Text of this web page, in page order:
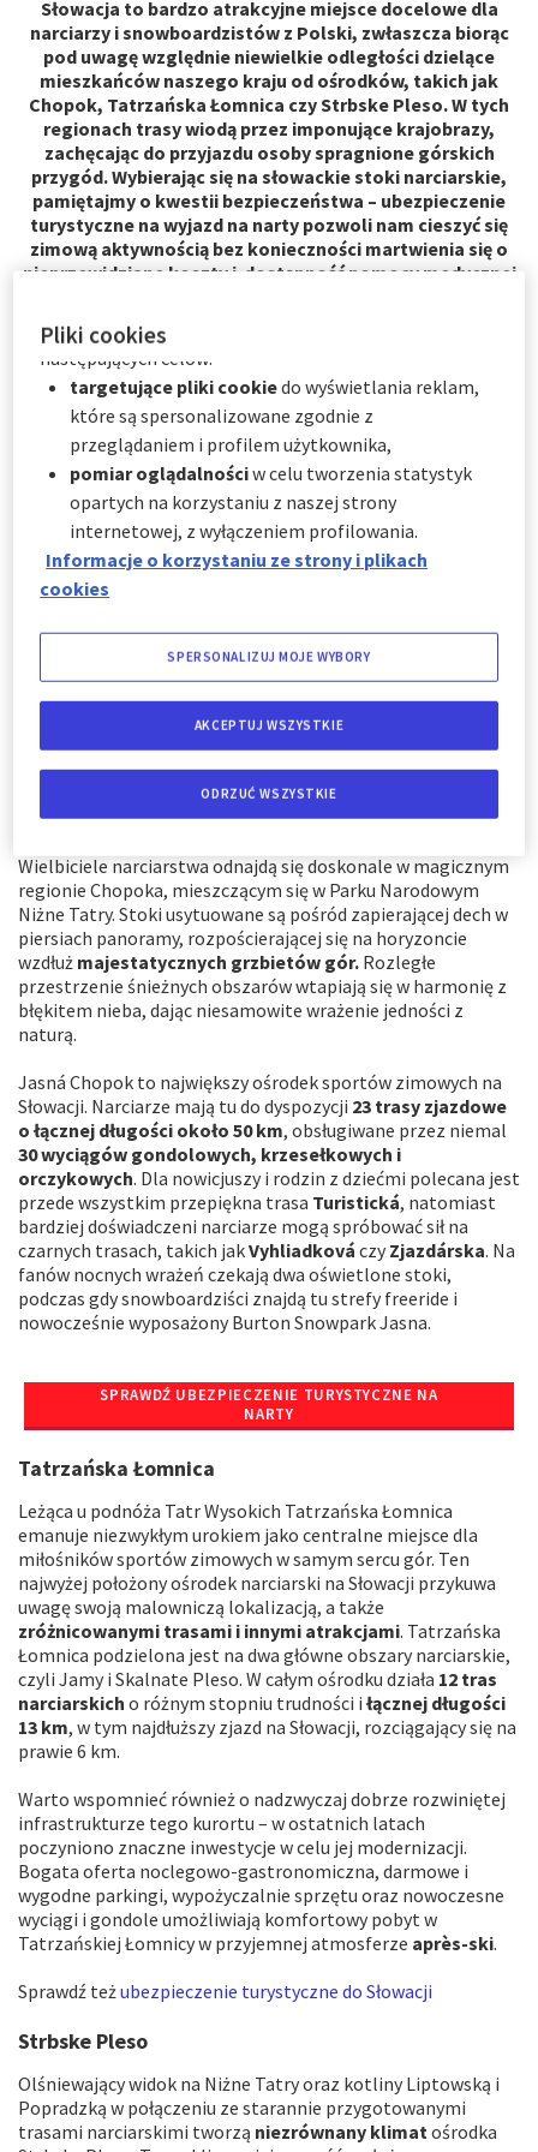
Słowacja to bardzo atrakcyjne miejsce docelowe dla
narciarzy i snowboardzistów z Polski, zwłaszcza biorąc
pod uwagę względnie niewielkie odległości dzielące
mieszkańców naszego kraju od ośrodków, takich jak
Chopok, Tatrzańska Łomnica czy Strbske Pleso. W tych
regionach trasy wiodą przez imponujące krajobrazy,
zachęcając do przyjazdu osoby spragnione górskich
przygód. Wybierając się na słowackie stoki narciarskie,
pamiętajmy o kwestii bezpieczeństwa – ubezpieczenie
turystyczne na wyjazd na narty pozwoli nam cieszyć się
zimową aktywnością bez konieczności martwienia się o
nieprzewidziane koszty i dostępność pomocy medycznej
Najpopularniejsze regiony narciarskie na
Słowacji
Słowackie ośrodki narciarskie zapewniają nie tylko świetne
warunki do zjazdów, ale także fantastyczne widoki i
niezapomniane doświadczenia w otoczeniu górskich
szczytów. Chopok, Tatrzańska Łomnica i Strbske Pleso to
nazwy powszechnie znane wśród wielu miłośników zimowych
sportów, którzy każdego roku przybywają tu licznie, aby
podziwiaćpiękno słowackiej natury
właśnie te regiony stwarzają wyjątkową okazję do zanurzenia
niepowtarzalnej atmosferześnieżnej rozrywki i
wypoczynku na Słowacji.
Chopok
Wielbiciele narciarstwa odnajdą się doskonale w magicznym
regionie Chopoka, mieszczącym się w Parku Narodowym
Niżne Tatry. Stoki usytuowane są pośród zapierającej dech w
piersiach panoramy, rozpościerającej się na horyzoncie
wzdłuż majestatycznych grzbietów gór. Rozległe
przestrzenie śnieżnych obszarów wtapiają się w harmonię z
błękitem nieba, dając niesamowite wrażenie jedności z
naturą.
Jasná Chopok to największy ośrodek sportów zimowych na
Słowacji. Narciarze mają tu do dyspozycji 23 trasy zjazdowe
o łącznej długości około 50 km, obsługiwane przez niemal
30 wyciągów gondolowych, krzesełkowych i
orczykowych. Dla nowicjuszy i rodzin z dziećmi polecana jest
przede wszystkim przepiękna trasa Turistická, natomiast
bardziej doświadczeni narciarze mogą spróbować sił na
czarnych trasach, takich jakVyhliadková czy Zjazdárska. Na
fanów nocnych wrażeń czekają dwa oświetlone stoki,
podczas gdy snowboardziści znajdą tu strefy freeride i
nowocześnie wyposażony Burton Snowpark Jasna.
SPRAWDŹ UBEZPIECZENIE TURYSTYCZNE NA
NARTY
Tatrzańska Łomnica
Leżąca u podnóża Tatr Wysokich Tatrzańska Łomnica
emanuje niezwykłym urokiem jako centralne miejsce dla
miłośników sportów zimowych w samym sercu gór. Ten
najwyżej położony ośrodek narciarski na Słowacji przykuwa
uwagę swoją malowniczą lokalizacją, a także
zróżnicowanymi trasami i innymi atrakcjami. Tatrzańska
Łomnica podzielona jest na dwa główne obszary narciarskie,
czyli Jamy i Skalnate Pleso. W całym ośrodku działa 12 tras
narciarskich o różnym stopniu trudności i łącznej długości
13 km, w tym najdłuższy zjazd na Słowacji, rozciągający się na
prawie 6 km.
Warto wspomnieć również o nadzwyczaj dobrze rozwiniętej
infrastrukturze tego kurortu – w ostatnich latach
poczyniono znaczne inwestycje w celu jej modernizacji.
Bogata oferta noclegowo-gastronomiczna, darmowe i
wygodne parkingi, wypożyczalnie sprzętu oraz nowoczesne
wyciągi i gondole umożliwiają komfortowy pobyt w
Tatrzańskiej Łomnicy w przyjemnej atmosferze après-ski.
Sprawdź teżubezpieczenie turystyczne do Słowacji
Strbske Pleso
Olśniewający widok na Niżne Tatry oraz kotliny Liptowską i
Popradzką w połączeniu ze starannie przygotowanymi
trasami narciarskimi tworzą niezrównany klimatośrodka
Pliki cookies
będą przechowywane przez6miesięcy.
Użytkownik może wyrazić zgodę na wszystkie lub tylko
niektóre opcjonalne pliki cookie w zależności od ich
kategorii za pośrednictwem Centrum preferencji
plików cookie:
natychmiast, klikając " Spersonalizuj moje
wybory" poniżej; lub
w dowolnym momencie, klikając "Centrum
preferencji plików cookie" dostępne w stopce
witryny.
AXA Partners wykorzystuje pliki cookie do
następujących celów:
targetujące pliki cookiedo wyświetlania reklam,
które są spersonalizowane zgodnie z
przeglądaniem i profilem użytkownika,
pomiar oglądalnościw celu tworzenia statystyk
opartych na korzystaniu z naszej strony
internetowej, z wyłączeniem profilowania.
Informacje o korzystaniu ze strony i plikach
cookies
SPERSONALIZUJ MOJE WYBORY
ODRZUĆ WSZYSTKIE
AKCEPTUJ WSZYSTKIE